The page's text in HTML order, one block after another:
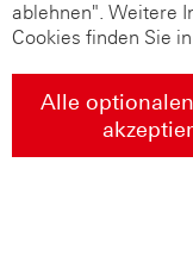
ablehnen". Weitere
Cookies finden Sie
Alle